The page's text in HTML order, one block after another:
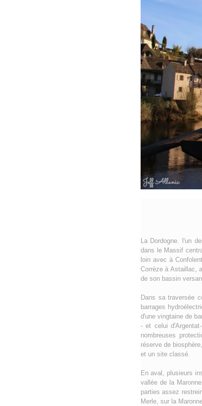
La Dordogne. l'un
dans le Massif
loin avec à
Corrèze à Astaillac,
de son bassin
Dans sa traversée
barrages
d'une vingtaine de
- et celui
nombreuses
réserve de
et un site classé.
En aval, plusieurs
vallée de la
parties assez
Merle, sur la